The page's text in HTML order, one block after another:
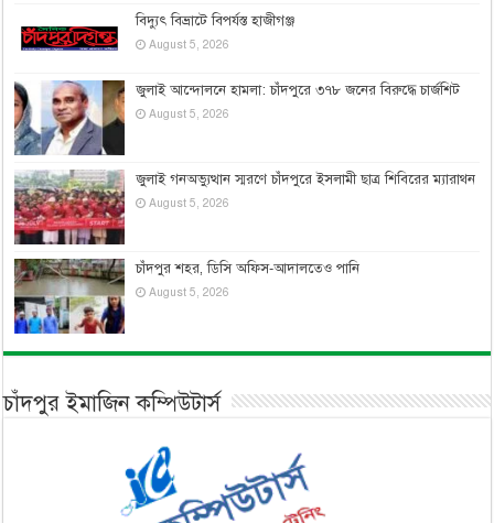
বিদ্যুৎ বিভ্রাটে বিপর্যস্ত হাজীগঞ্জ
August 5, 2026
জুলাই আন্দোলনে হামলা: চাঁদপুরে ৩৭৮ জনের বিরুদ্ধে চার্জশিট
August 5, 2026
জুলাই গনঅভ্যুত্থান স্মরণে চাঁদপুরে ইসলামী ছাত্র শিবিরের ম্যারাথন
August 5, 2026
চাঁদপুর শহর, ডিসি অফিস-আদালতেও পানি
August 5, 2026
চাঁদপুর ইমাজিন কম্পিউটার্স